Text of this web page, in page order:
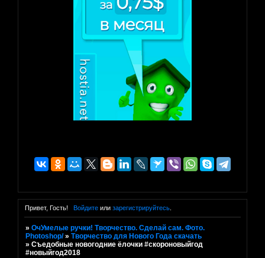
Привет, Гость! Войдитеили зарегистрируйтесь.
»ОчУмелые ручки! Творчество. Сделай сам. Фото.
Photoshop/ »Творчество для Нового Года скачать
»Съедобные новогодние ёлочки #скороновыйгод
#новыйгод2018